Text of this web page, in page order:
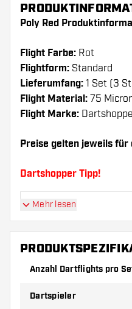
Poly Red
Flight Farbe: Rot
Flightform: Standard
Lieferumfang: 1 Set (3
Flight Material: 75
Flight Marke:
Preise gelten jeweils für
Dartshopper Tipp!
Sorgen Sie für
Shafts. Diese können
Probieren Sie eine
um herauszufinden,
Mehr lesen
Anzahl Dartflights pro
Dartspieler